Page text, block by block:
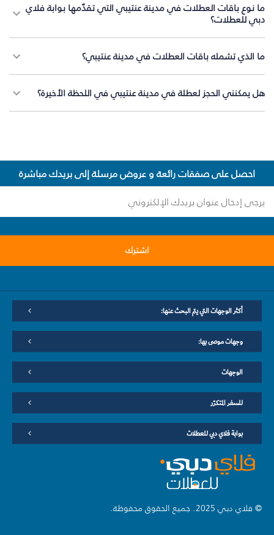
ما نوع باقات العطلات في مدينة عنتيبي التي تقدّمها بوابة فلاي
دبي للعطلات؟
ما الذي تشمله باقات العطلات في مدينة عنتيبي؟
هل يمكنني الحجز لعطلة في مدينة عنتيبي في اللحظة الأخيرة؟
احصل على صفقات رائعة و عروض مرسلة إلى بريدك مباشرة
اشترك
أكثر الوجهات التي يتم البحث عنها:
وجهات موصى بها:
الوجهات
للسفر المتكرّر
بوابة فلاي دبي للعطلات
© فلاي دبي 2025. جميع الحقوق محفوظة.